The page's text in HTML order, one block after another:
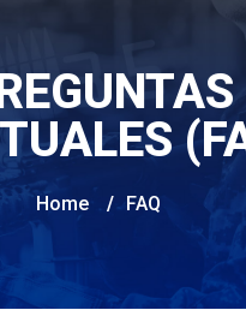
Home / FAQ